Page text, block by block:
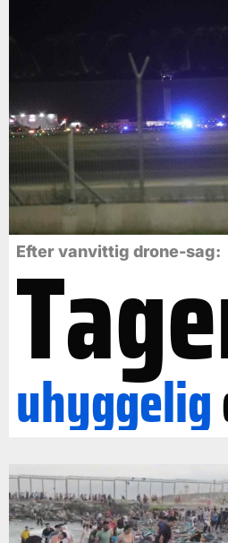
Efter vanvittig drone-sag:
uhyggelig